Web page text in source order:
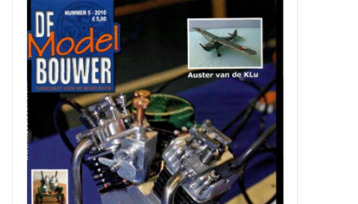
Maschinen
Dokumentation
Zeitschriften
Neue Zeichnungen
NEUE ZEITSCHRIFTEN